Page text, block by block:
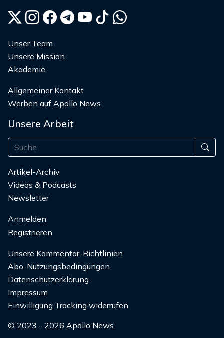
Unser Team
Unsere Mission
Akademie
Allgemeiner Kontakt
Werben auf Apollo News
Unsere Arbeit
Artikel-Archiv
Videos & Podcasts
Newsletter
Anmelden
Registrieren
Unsere Kommentar-Richtlinien
Abo-Nutzungsbedingungen
Datenschutzerklärung
Impressum
Einwilligung Tracking widerrufen
© 2023 - 2026 Apollo News